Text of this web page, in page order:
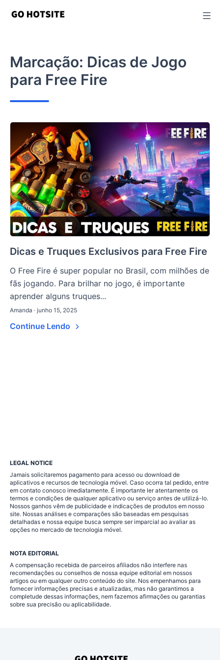
Marcação: Dicas de Jogo
para Free Fire
Dicas e Truques Exclusivos para Free Fire
O Free Fire é super popular no Brasil, com milhões de
fãs jogando. Para brilhar no jogo, é importante
aprender alguns truques...
Amanda · junho 15, 2025
Continue Lendo
LEGAL NOTICE
Jamais solicitaremos pagamento para acesso ou download de
aplicativos e recursos de tecnologia móvel. Caso ocorra tal pedido, entre
em contato conosco imediatamente. É importante ler atentamente os
termos e condições de qualquer aplicativo ou serviço antes de utilizá-lo.
Nossos ganhos vêm de publicidade e indicações de produtos em nosso
site. Nossas análises e comparações são baseadas em pesquisas
detalhadas e nossa equipe busca sempre ser imparcial ao avaliar as
opções no mercado de tecnologia móvel.
NOTA EDITORIAL
A compensação recebida de parceiros afiliados não interfere nas
recomendações ou conselhos de nossa equipe editorial em nossos
artigos ou em qualquer outro conteúdo do site. Nos empenhamos para
fornecer informações precisas e atualizadas, mas não garantimos a
completude dessas informações, nem fazemos afirmações ou garantias
sobre sua precisão ou aplicabilidade.